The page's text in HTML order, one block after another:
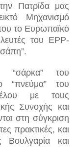
Πατρίδα μας
Μηχανισμό
το Ευρωπαϊκό
του EPP-
“σάρκα” του
“πνεύμα” του
με τους
Συνοχής και
στη σύγκριση
πρακτικές, και
και